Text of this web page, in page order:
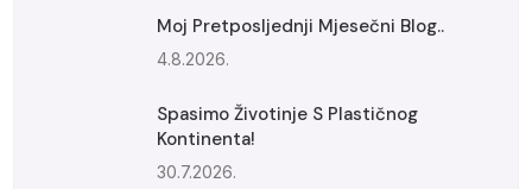
Moj Pretposljednji Mjesečni Blog..
4.8.2026.
Spasimo Životinje S Plastičnog
Kontinenta!
30.7.2026.